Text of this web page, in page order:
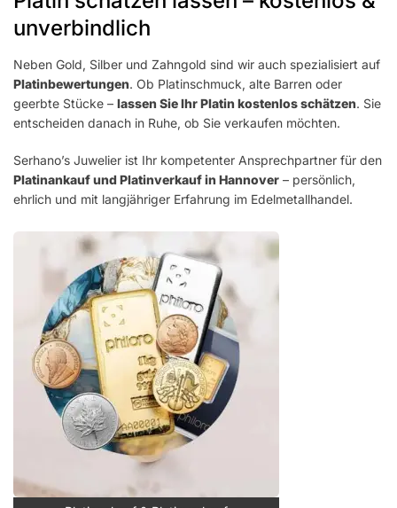
unverbindlich
Neben Gold, Silber und Zahngold sind wir auch spezialisiert auf
Platinbewertungen. Ob Platinschmuck, alte Barren oder
geerbte Stücke – lassen Sie Ihr Platin kostenlos schätzen. Sie
entscheiden danach in Ruhe, ob Sie verkaufen möchten.
Serhano’s Juwelier ist Ihr kompetenter Ansprechpartner für den
Platinankauf und Platinverkauf in Hannover – persönlich,
ehrlich und mit langjähriger Erfahrung im Edelmetallhandel.